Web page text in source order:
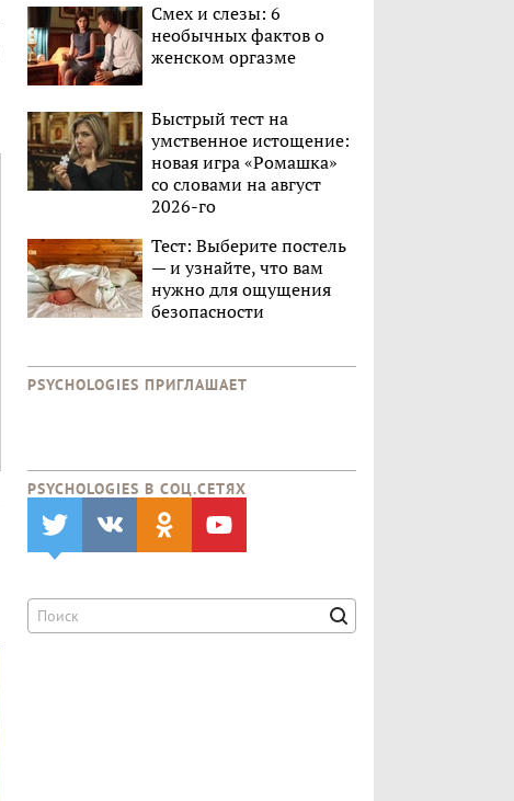
Смех и слезы: 6
необычных фактов о
женском оргазме
Быстрый тест на
умственное истощение:
новая игра «Ромашка»
со словами на август
2026-го
Тест: Выберите постель
— и узнайте, что вам
нужно для ощущения
безопасности
PSYCHOLOGIES ПРИГЛАШАЕТ
PSYCHOLOGIES В CОЦ.СЕТЯХ